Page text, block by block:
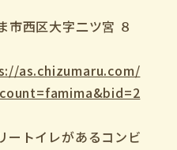
市西区大字二ツ宮 ８
as.chizumaru.com/
ートイレがあるコンビ